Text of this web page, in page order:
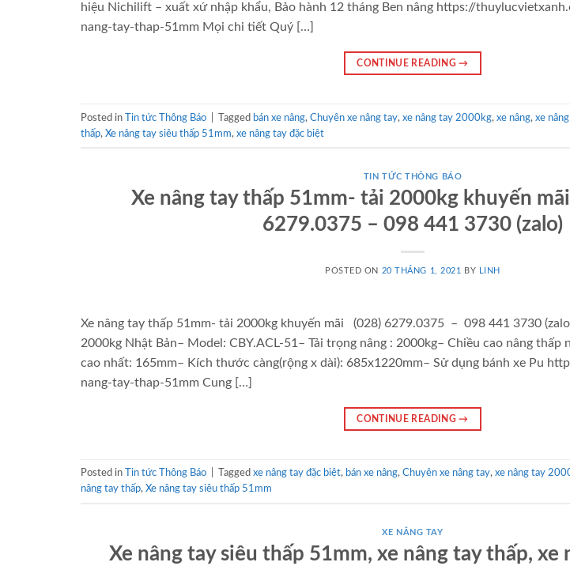
hiệu Nichilift – xuất xứ nhập khẩu, Bảo hành 12 tháng Ben nâng https://
nang-tay-thap-51mm Mọi chi tiết Quý […]
CONTINUE READING→
Posted in Tin tức Thông Báo Tagged bán xe nâng, Chuyên xe nâng tay, xe nâng tay 2000kg, xe nâng, xe
thấp, Xe nâng tay siêu thấp 51mm, xe nâng tay đặc biệt
TIN TỨC THÔNG BÁO
Xe nâng tay thấp 51mm- tải 2000kg khuyến
6279.0375 – 098 441 3730 (zalo)
POSTED ON 20 THÁNG 1, 2021 BY LINH
Xe nâng tay thấp 51mm- tải 2000kg khuyến mãi (028) 6279.0375 – 098 441 3730
2000kg Nhật Bản– Model: CBY.ACL-51– Tải trọng nâng : 2000kg– Chiều cao nâng thấp
cao nhất: 165mm– Kích thước càng(rộng x dài): 685x1220mm– Sử dụng bánh xe Pu
nang-tay-thap-51mm Cung […]
CONTINUE READING→
Posted in Tin tức Thông Báo Tagged xe nâng tay đặc biệt, bán xe nâng, Chuyên xe nâng tay, xe nâng tay
nâng tay thấp, Xe nâng tay siêu thấp 51mm
XE NÂNG TAY
Xe nâng tay siêu thấp 51mm, xe nâng tay thấp, xe